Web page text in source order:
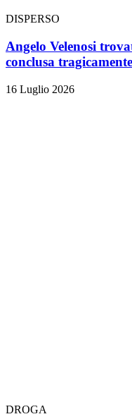
DISPERSO
Angelo Velenosi
conclusa
16 Luglio 2026
DROGA